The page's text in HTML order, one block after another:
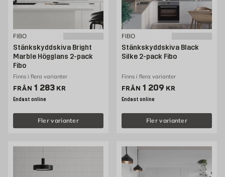
FIBO
Stänkskyddskiva Bright
Marble Högglans 2-pack
Fibo
Finns i flera varianter
FRÅN Pris 1283 kr
1 283 KR
Endast online
Fler varianter
FIBO
Stänkskyddskiva Black
Silke 2-pack Fibo
Finns i flera varianter
FRÅN Pris 1209 kr
1 209 KR
Endast online
Fler varianter